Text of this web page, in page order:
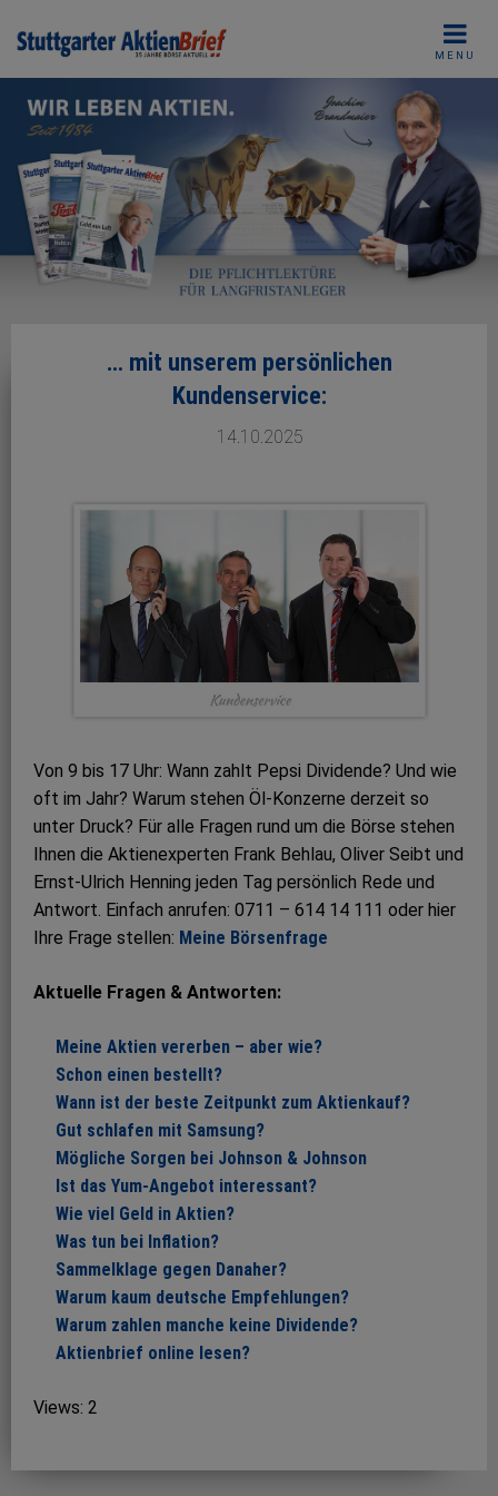
MENU
… mit unserem persönlichen
Kundenservice:
14.10.2025
Von 9 bis 17 Uhr: Wann zahlt Pepsi Dividende? Und wie
oft im Jahr? Warum stehen Öl-Konzerne derzeit so
unter Druck? Für alle Fragen rund um die Börse stehen
Ihnen die Aktien­experten Frank Behlau, Oliver Seibt und
Ernst-Ulrich Henning jeden Tag persönlich Rede und
Antwort. Einfach anrufen: 0711 – 614 14 111 oder hier
Ihre Frage stellen: Meine Börsenfrage
Aktuelle Fragen & Antworten:
Meine Aktien vererben – aber wie?
Schon einen bestellt?
Wann ist der beste Zeitpunkt zum Aktienkauf?
Gut schlafen mit Samsung?
Mögliche Sorgen bei Johnson & Johnson
Ist das Yum-Angebot interessant?
Wie viel Geld in Aktien?
Was tun bei Inflation?
Sammelklage gegen Danaher?
Warum kaum deutsche Empfehlungen?
Warum zahlen manche keine Dividende?
Aktienbrief online lesen?
Views: 2